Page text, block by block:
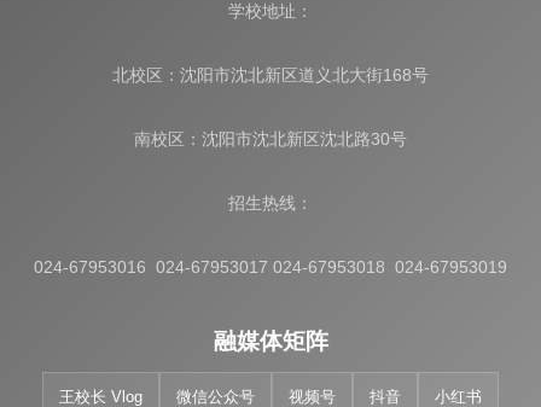
学校地址：
北校区：沈阳市沈北新区道义北大街168号
南校区：沈阳市沈北新区沈北路30号
招生热线：
024-67953016 024-67953017 024-67953018 024-67953019
融媒体矩阵
王校长 Vlog 微信公众号 视频号 抖音 小红书